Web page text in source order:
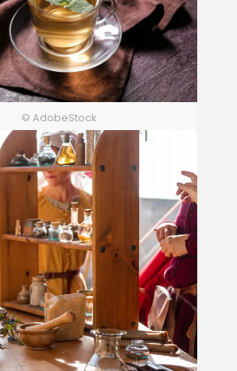
© AdobeStock